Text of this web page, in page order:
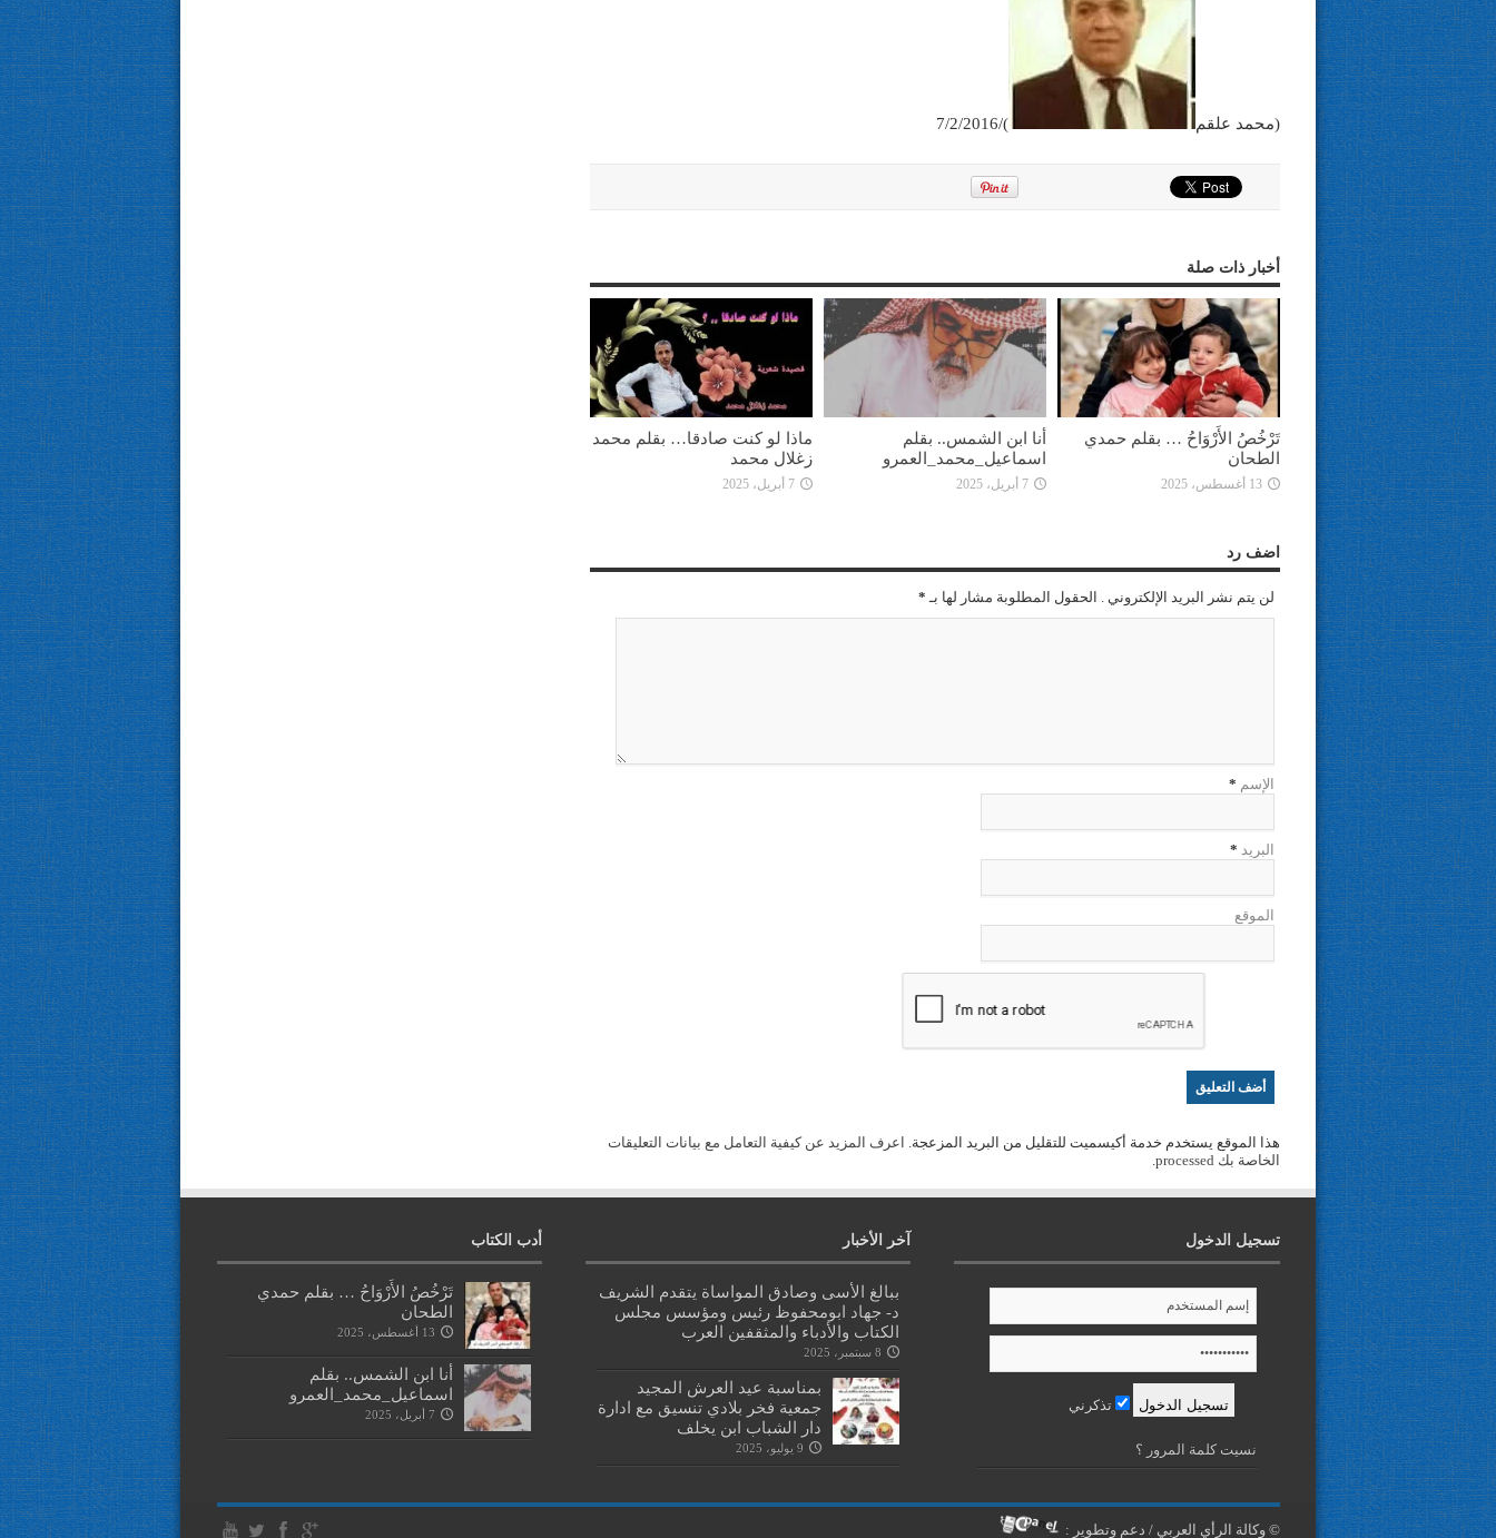
(محمد علقم )/7/2/2016
أخبار ذات صلة
تَرْخُصُ الأَرْوَاحُ … بقلم حمدي
الطحان
13 أغسطس، 2025
أنا ابن الشمس.. بقلم
اسماعيل_محمد_العمرو
7 أبريل، 2025
ماذا لو كنت صادقا… بقلم محمد
زغلال محمد
7 أبريل، 2025
اضف رد
لن يتم نشر البريد الإلكتروني . الحقول المطلوبة مشار لها بـ *
الإسم *
البريد *
الموقع
هذا الموقع يستخدم خدمة أكيسميت للتقليل من البريد المزعجة. اعرف المزيد عن كيفية التعامل مع بيانات التعليقات
الخاصة بك processed
.
تسجيل الدخول
تذكرني
نسيت كلمة المرور ؟
آخر الأخبار
ببالغ الأسى وصادق المواساة يتقدم الشريف
د- جهاد ابومحفوظ رئيس ومؤسس مجلس
الكتاب والأدباء والمثقفين العرب
8 سبتمبر، 2025
بمناسبة عيد العرش المجيد
جمعية فخر بلادي تنسيق مع ادارة
دار الشباب ابن يخلف
9 يوليو، 2025
أدب الكتاب
تَرْخُصُ الأَرْوَاحُ … بقلم حمدي
الطحان
13 أغسطس، 2025
أنا ابن الشمس.. بقلم
اسماعيل_محمد_العمرو
7 أبريل، 2025
© وكالة الرأي العربي / دعم وتطوير :